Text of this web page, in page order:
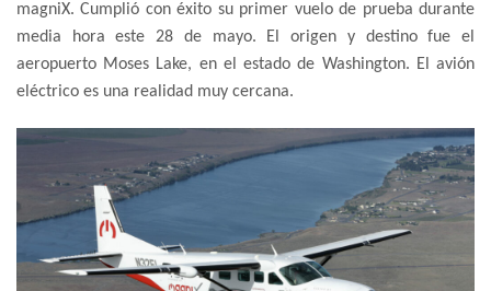
magniX. Cumplió con éxito su primer vuelo de prueba durante
media hora este 28 de mayo. El origen y destino fue el
aeropuerto Moses Lake, en el estado de Washington. El avión
eléctrico es una realidad muy cercana.